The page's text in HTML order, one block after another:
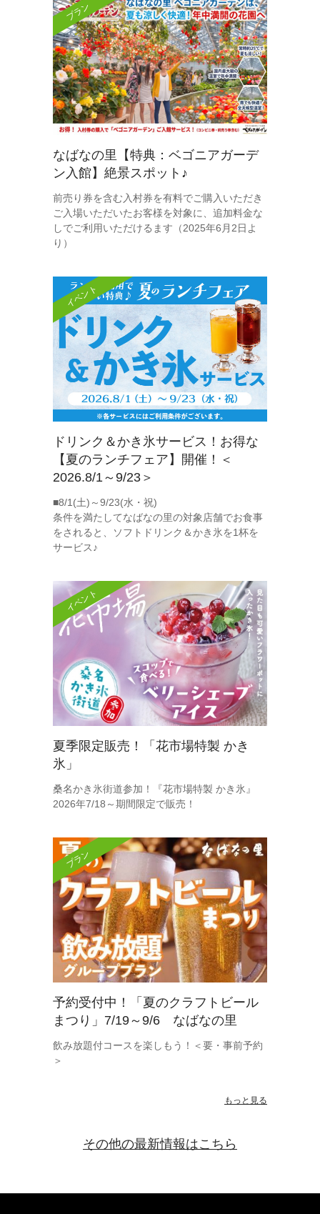
プラン
なばなの里【特典：ベゴニアガーデ
ン入館】絶景スポット♪
前売り券を含む入村券を有料でご購入いただき
ご入場いただいたお客様を対象に、追加料金な
しでご利用いただけるます（2025年6月2日よ
り）
イベント
ドリンク＆かき氷サービス！お得な
【夏のランチフェア】開催！＜
2026.8/1～9/23＞
■8/1(土)～9/23(水・祝)
条件を満たしてなばなの里の対象店舗でお食事
をされると、ソフトドリンク＆かき氷を1杯を
サービス♪
イベント
夏季限定販売！「花市場特製 かき
氷」
桑名かき氷街道参加！『花市場特製 かき氷』
2026年7/18～期間限定で販売！
プラン
予約受付中！「夏のクラフトビール
まつり」7/19～9/6 なばなの里
飲み放題付コースを楽しもう！＜要・事前予約
＞
もっと見る
その他の最新情報はこちら